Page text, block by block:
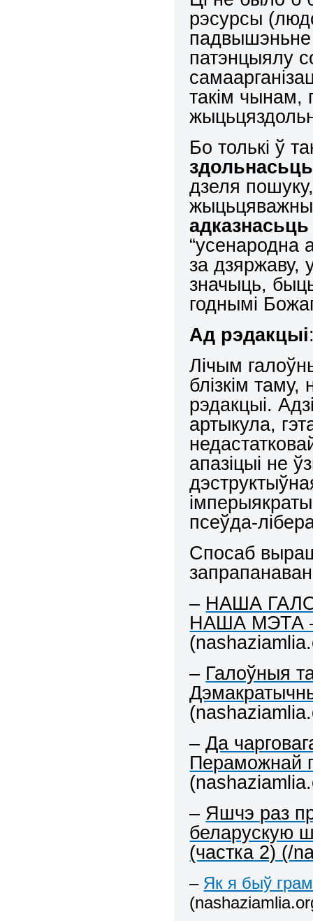
рэсурсы
падвышэньне
патэнцыялу
такім чынам,
Бо толькі ў
здольнасьць
дзеля
адказнасьць
“усенародна
за
значыць,
годнымі
Ад рэдакцыі
Лічым
блізкім
рэдакцыі.
артыкула,
апазіцыі не
псеўда-
Спосаб
– НАША
НАША МЭТА
– Галоўныя
–Да
Пераможнай
– Яшчэ раз
беларускую
(частка 2) (/
– Як я быў